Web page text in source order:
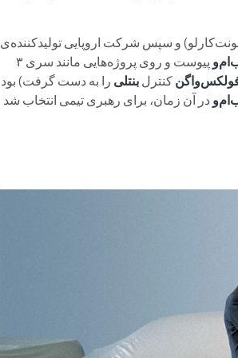
و سپس شرکت اروپایی تولیدکننده‌ی
پیوست و روی پروژه‌هایی مانند سری ۳
کنترلبنتلی را به دست گرفت) بود
در آن زمان، برای رهبری تیمی انتخاب شد